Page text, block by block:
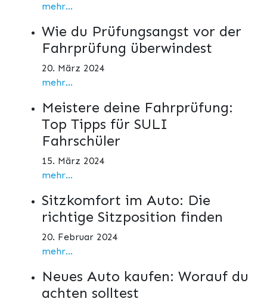
mehr...
Wie du Prüfungsangst vor der
Fahrprüfung überwindest
20. März 2024
mehr...
Meistere deine Fahrprüfung:
Top Tipps für SULI
Fahrschüler
15. März 2024
mehr...
Sitzkomfort im Auto: Die
richtige Sitzposition finden
20. Februar 2024
mehr...
Neues Auto kaufen: Worauf du
achten solltest